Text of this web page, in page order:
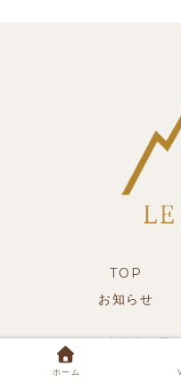
TOP
お知らせ
© 2025 富士山絶景
ホーム